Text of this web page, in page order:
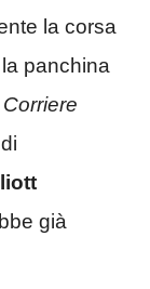
la corsa
panchina
Corriere
già